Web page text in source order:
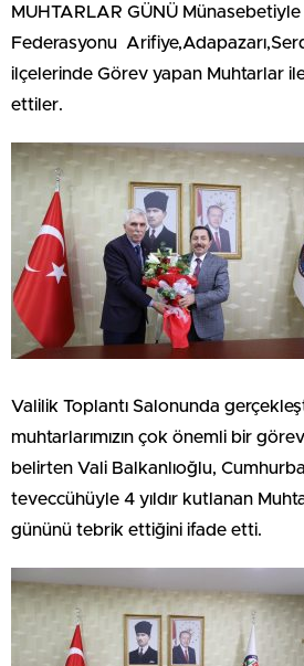
MUHTARLAR GÜNÜ
Federasyonu
ilçelerinde Görev yapan Muhtarlar
ettiler.
Valilik Toplantı Salonunda
muhtarlarımızın çok önemli bir
belirten Vali Balkanlıoğlu,
teveccühüyle 4 yıldır kutlanan
gününü tebrik ettiğini ifade etti.